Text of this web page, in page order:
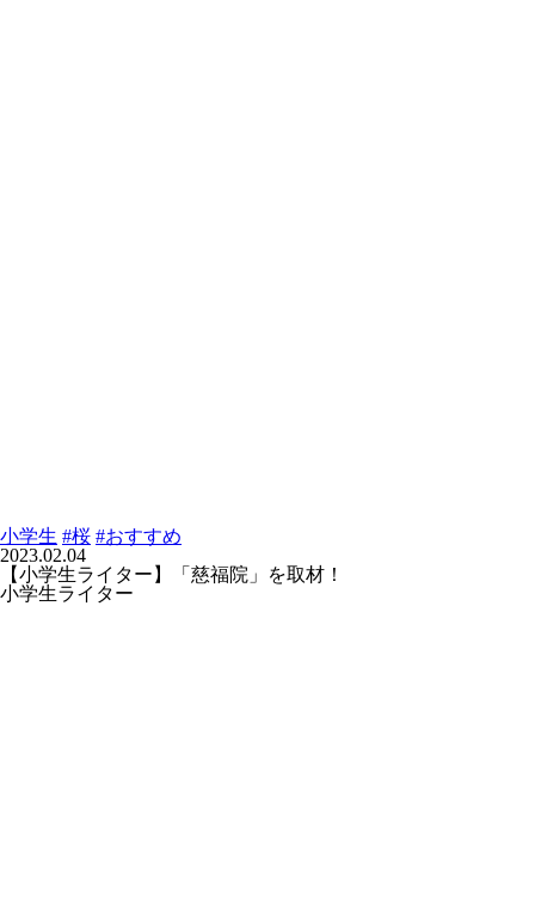
小学生 #桜 #おすすめ
2023.02.04
【小学生ライター】「慈福院」を取材！
小学生ライター